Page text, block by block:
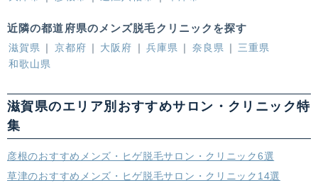
近隣の都道府県のメンズ脱毛クリニックを探す
滋賀県 京都府 大阪府 兵庫県 奈良県
三重県
和歌山県
滋賀県のエリア別おすすめサロン・クリニック特
集
彦根のおすすめメンズ・ヒゲ脱毛サロン・クリニック6選
草津のおすすめメンズ・ヒゲ脱毛サロン・クリニック14選